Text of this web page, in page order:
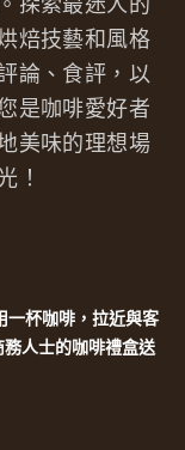
焙技藝和風格
論、食評，以
是咖啡愛好者
美味的理想場
！
一杯咖啡，拉近與客
人士的咖啡禮盒送